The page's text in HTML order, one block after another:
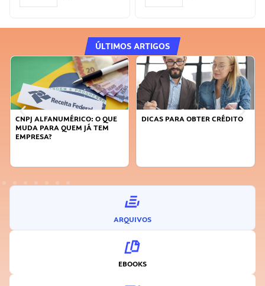
ÚLTIMOS ARTIGOS
ALFANUMÉRICO: O QUE
PARA QUEM JÁ TEM
DICAS PARA OBTER CRÉDITO
FAÇA
ARQUIVOS
EBOOKS